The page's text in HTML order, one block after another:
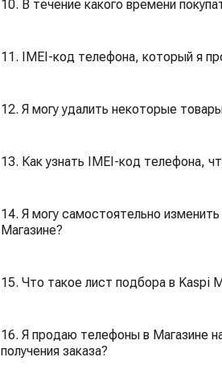
10. В течение какого времени
11. IMEI-код телефона, который я
12. Я могу удалить некоторые
13. Как узнать IMEI-код телефона,
14. Я могу самостоятельно
Магазине?
15. Что такое лист подбора в Kaspi
16. Я продаю телефоны в Магазине
получения заказа?